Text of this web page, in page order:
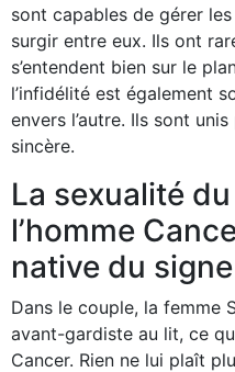
sont capables de gérer
surgir entre eux. Ils ont
s’entendent bien sur le
l’infidélité est également
envers l’autre. Ils sont
sincère.
La sexualité
l’homme
native du
Dans le couple, la femme
avant-gardiste au lit, ce
Cancer. Rien ne lui plaît